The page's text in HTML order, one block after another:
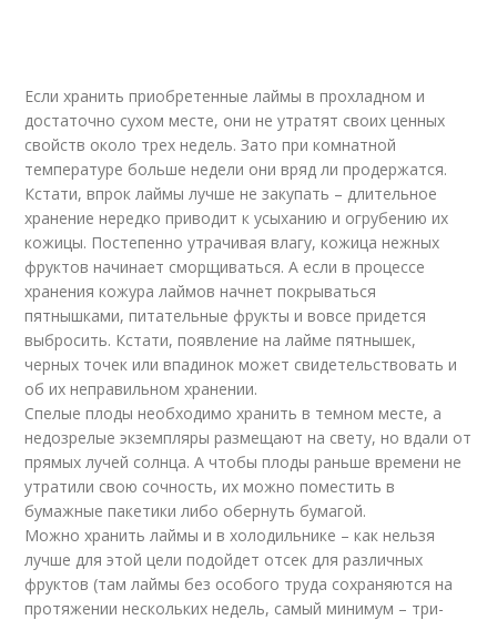
Если хранить приобретенные лаймы в прохладном и
достаточно сухом месте, они не утратят своих ценных
свойств около трех недель. Зато при комнатной
температуре больше недели они вряд ли продержатся.
Кстати, впрок лаймы лучше не закупать – длительное
хранение нередко приводит к усыханию и огрубению их
кожицы. Постепенно утрачивая влагу, кожица нежных
фруктов начинает сморщиваться. А если в процессе
хранения кожура лаймов начнет покрываться
пятнышками, питательные фрукты и вовсе придется
выбросить. Кстати, появление на лайме пятнышек,
черных точек или впадинок может свидетельствовать и
об их неправильном хранении.
Спелые плоды необходимо хранить в темном месте, а
недозрелые экземпляры размещают на свету, но вдали от
прямых лучей солнца. А чтобы плоды раньше времени не
утратили свою сочность, их можно поместить в
бумажные пакетики либо обернуть бумагой.
Можно хранить лаймы и в холодильнике – как нельзя
лучше для этой цели подойдет отсек для различных
фруктов (там лаймы без особого труда сохраняются на
протяжении нескольких недель, самый минимум – три-